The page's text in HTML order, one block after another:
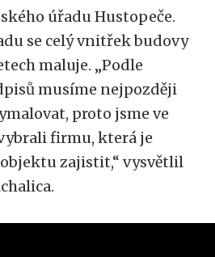
úřadu Hustopeče.
se celý vnitřek budovy
maluje. „Podle
musíme nejpozději
proto jsme ve
firmu, která je
zajistit,“ vysvětlil